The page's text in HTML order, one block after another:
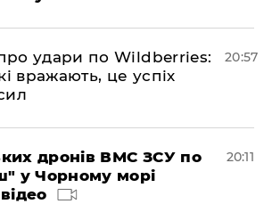
удари по Wildberries:
вражають, це успіх
20:57
дронів ВМС ЗСУ по
у Чорному морі
20:11